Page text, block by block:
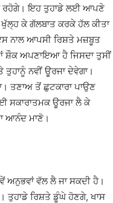
ਰਹੋਗੇ। ਇਹ ਤੁਹਾਡੇ ਲਈ ਆਪਣੇ
ਕੇ ਗੱਲਬਾਤ ਕਰਕੇ ਹੱਲ ਕੀਤਾ
ਨਾਲ ਆਪਸੀ ਰਿਸ਼ਤੇ ਮਜ਼ਬੂਤ
ਸ਼ੌਕ ਅਪਣਾਇਆ ਹੈ ਜਿਸਦਾ ਤੁਸੀਂ
ਨਵੀਂ ਊਰਜਾ ਦੇਵੇਗਾ।
ਤਣਾਅ ਤੋਂ ਛੁਟਕਾਰਾ ਪਾਉਣ
ਸਕਾਰਾਤਮਕ ਊਰਜਾ ਲੈ ਕੇ
ਆਨੰਦ ਮਾਣੋ।
ਅਨੁਭਵਾਂ ਵੱਲ ਲੈ ਜਾ ਸਕਦੀ ਹੈ।
ਤੁਹਾਡੇ ਰਿਸ਼ਤੇ ਡੂੰਘੇ ਹੋਣਗੇ, ਖਾਸ